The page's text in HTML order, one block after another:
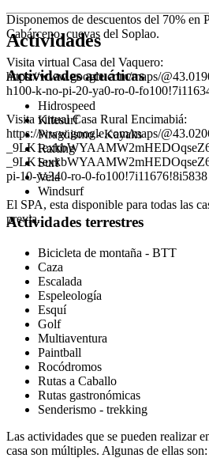
Disponemos de descuentos del 70% en
Cabárceno, cuevas del Soplao.
Visita virtual Casa del Vaquero:
https://www.google.com/maps/
h100-k-no-pi-20-ya0-ro-0-
Visita virtual Casa Rural Encimabiá:
https://www.google.com/maps/
pi-10-ya340-ro-0-fo100!7i11676!8i5838
El SPA, esta disponible para todas las
previa.
Actividades
Actividades acuáticas
Hidrospeed
Kitesurf
Piragüismo - Kayaks
Rafting
Surf
Vela
Windsurf
Actividades terrestres
Bicicleta de montaña - BTT
Caza
Escalada
Espeleología
Esquí
Golf
Multiaventura
Paintball
Rocódromos
Rutas a Caballo
Rutas gastronómicas
Senderismo - trekking
Las actividades que se pueden realizar
casa son múltiples. Algunas de ellas son: